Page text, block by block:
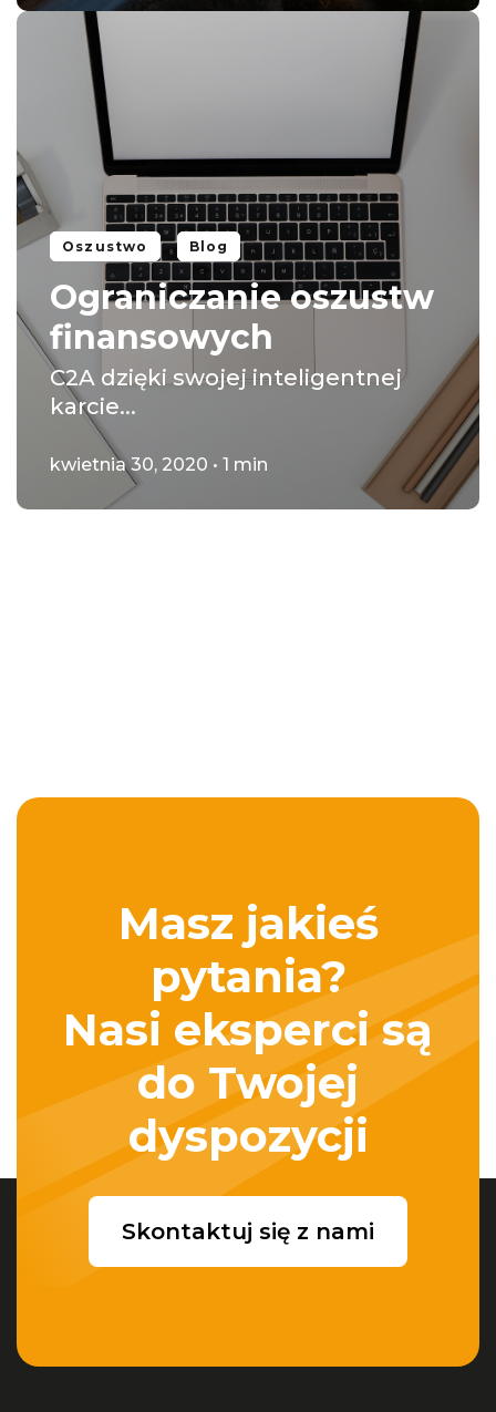
Oszustwo Blog
Ograniczanie oszustw
finansowych
C2A dzięki swojej inteligentnej
karcie...
kwietnia 30, 2020 • 1 min
Masz jakieś
pytania?
Nasi eksperci są
do Twojej
dyspozycji
Skontaktuj się z nami